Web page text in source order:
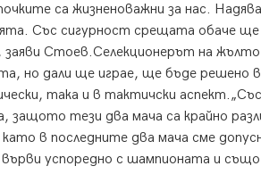
са жизненоважни за нас.
Със сигурност срещата обаче
Стоев.Селекционерът на
но дали ще играе, ще бъде решено в
така и в тактичски аспект.„Със
тези два мача са крайно
в последните два мача сме
успоредно с шампионата и